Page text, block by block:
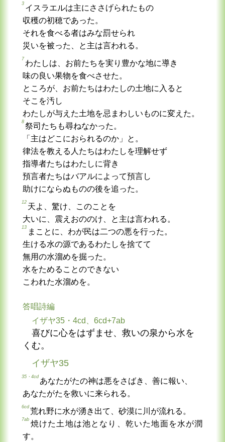
3
イスラエルは主にささげられたもの
収穫の初穂であった。
それを食べる者はみな罰せられ
災いを被った、と主は言われる。
7
わたしは、お前たちを実り豊かな地に導き
味の良い果物を食べさせた。
ところが、お前たちはわたしの土地に入ると
そこを汚し
わたしが与えた土地を忌まわしいものに変えた。
8
祭司たちも尋ねなかった。
「主はどこにおられるのか」と。
律法を教える人たちはわたしを理解せず
指導者たちはわたしに背き
預言者たちはバアルによって預言し
助けにならぬものの後を追った。
12
天よ、驚け、このことを
大いに、震えおののけ、と主は言われる。
13
まことに、わが民は二つの悪を行った。
生ける水の源であるわたしを捨てて
無用の水溜めを掘った。
水をためることのできない
こわれた水溜めを。
答唱詩編
イザヤ35・4cd、6cd+7ab
喜びに心をはずませ、救いの泉から水を
くむ。
イザヤ35
35・4cd
あなたがたの神は悪をさばき、善に報い、
あなたがたを救いに来られる。
6cd
荒れ野に水が湧き出て、砂漠に川が流れる。
7ab
焼けた土地は池となり、乾いた地面を水が潤
す。